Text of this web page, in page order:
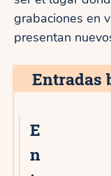
grabaciones en
presentan
Entradas
E
n